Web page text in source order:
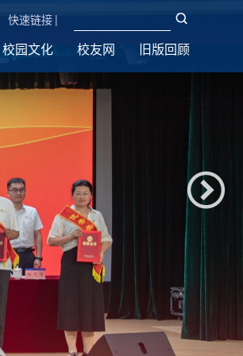
快速链接 |
校园文化 校友网 旧版回顾